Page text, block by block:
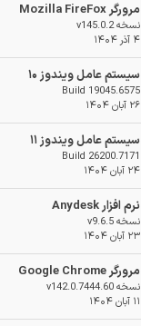
مرورگر Mozilla FireFox
نسخه v145.0.2
۴ آذر ۱۴۰۴
سیستم عامل ویندوز ۱۰
Build 19045.6575
۲۶ آبان ۱۴۰۴
سیستم عامل ویندوز ۱۱
Build 26200.7171
۲۴ آبان ۱۴۰۴
نرم افزار Anydesk
نسخه v9.6.5
۲۳ آبان ۱۴۰۴
مرورگر Google Chrome
نسخه v142.0.7444.60
۱۱ آبان ۱۴۰۴